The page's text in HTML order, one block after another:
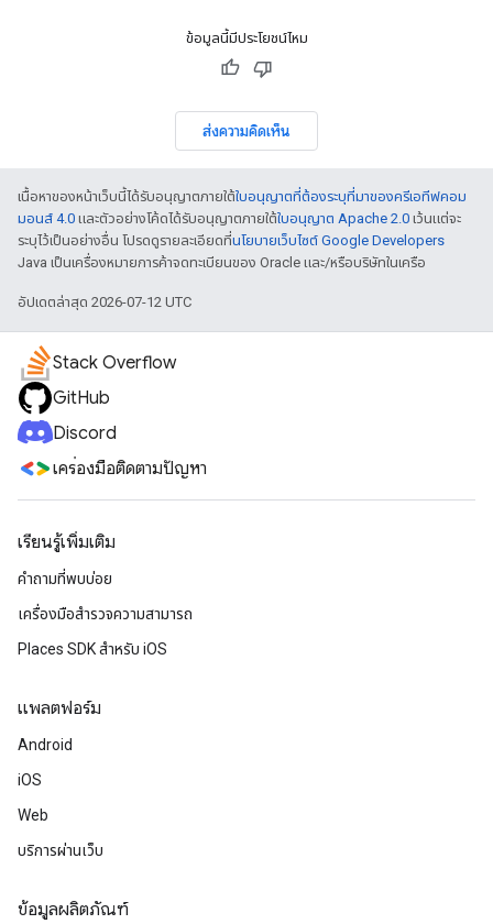
ข้อมูลนี้มีประโยชน์ไหม
ส่งความคิดเห็น
เนื้อหาของหน้าเว็บนี้ได้รับอนุญาตภายใต้ใบอนุญาตที่ต้องระบุที่มาของครีเอทีฟคอม
มอนส์ 4.0 และตัวอย่างโค้ดได้รับอนุญาตภายใต้ใบอนุญาต Apache 2.0 เว้นแต่จะ
ระบุไว้เป็นอย่างอื่น โปรดดูรายละเอียดที่นโยบายเว็บไซต์ Google Developers
Java เป็นเครื่องหมายการค้าจดทะเบียนของ Oracle และ/หรือบริษัทในเครือ
อัปเดตล่าสุด 2026-07-12 UTC
Stack Overflow
GitHub
Discord
เครื่องมือติดตามปัญหา
เรียนรู้เพิ่มเติม
คำถามที่พบบ่อย
เครื่องมือสำรวจความสามารถ
Places SDK สำหรับ iOS
แพลตฟอร์ม
Android
iOS
Web
บริการผ่านเว็บ
ข้อมูลผลิตภัณฑ์